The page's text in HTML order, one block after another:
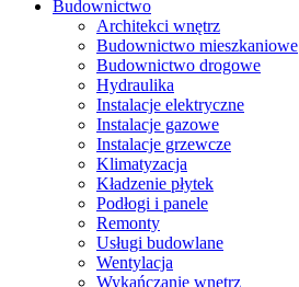
Budownictwo
Architekci wnętrz
Budownictwo mieszkaniowe
Budownictwo drogowe
Hydraulika
Instalacje elektryczne
Instalacje gazowe
Instalacje grzewcze
Klimatyzacja
Kładzenie płytek
Podłogi i panele
Remonty
Usługi budowlane
Wentylacja
Wykańczanie wnętrz